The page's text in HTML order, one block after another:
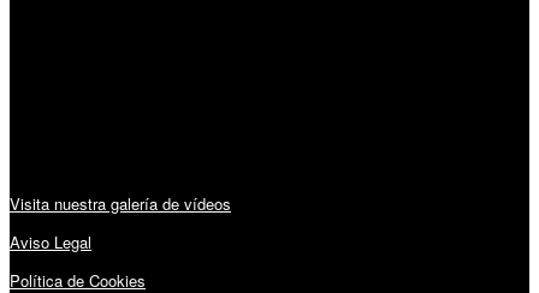
Visita nuestra galería de vídeos
Aviso Legal
Política de Cookies